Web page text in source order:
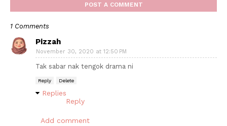
POST A COMMENT
1 Comments
Pizzah
November 30, 2020 at 12:50 PM
Tak sabar nak tengok drama ni
Reply Delete
Replies
Reply
Add comment